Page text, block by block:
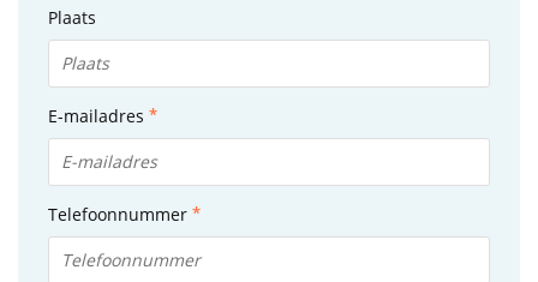
Plaats
E-mailadres
Telefoonnummer